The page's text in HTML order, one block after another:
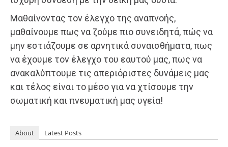
Μαθαίνοντας τον έλεγχο της αναπνοής,
μαθαίνουμε πως να ζούμε πιο συνειδητά, πώς να
μην εστιάζουμε σε αρνητικά συναισθήματα, πως
να έχουμε τον έλεγχο του εαυτού μας, πως να
ανακαλύπτουμε τις απεριόριστες δυνάμεις μας
και τέλος είναι το μέσο για να χτίσουμε την
σωματική και πνευματική μας υγεία!
About Latest Posts